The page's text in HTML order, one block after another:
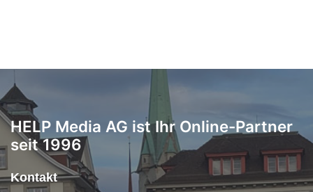
HELP Media AG ist Ihr Online-Partner
seit 1996
Kontakt